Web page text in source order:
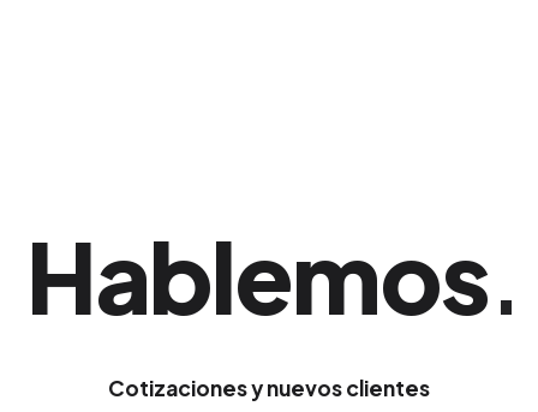
Hablemos.
Cotizaciones y nuevos clientes